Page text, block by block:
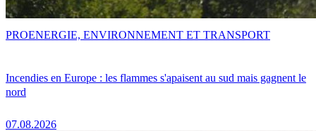
Incendies en Europe : les flammes s'apaisent au sud mais gagnent le
nord
07.08.2026
PROENERGIE, ENVIRONNEMENT ET TRANSPORT